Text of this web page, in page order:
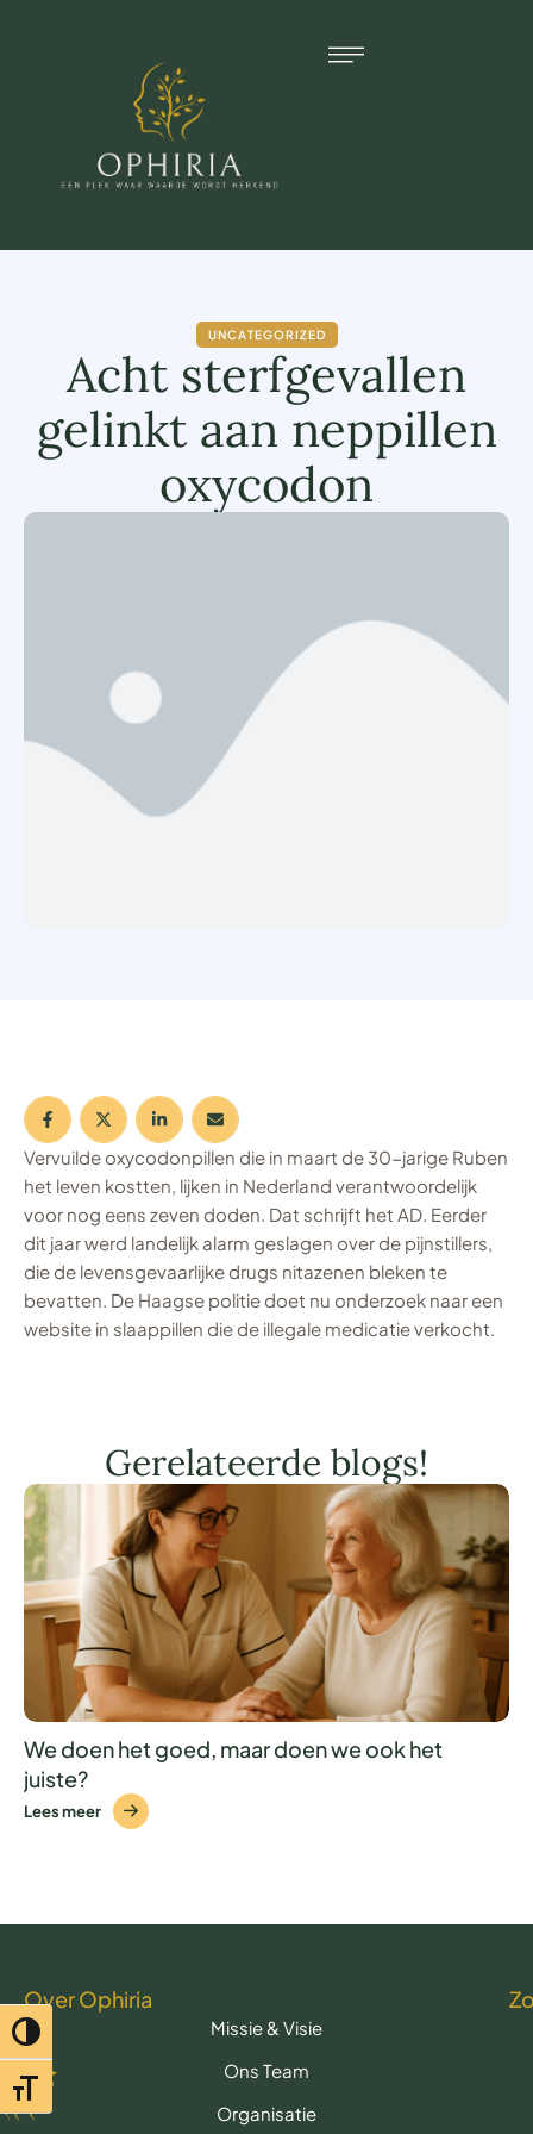
Toggle hoog contrast
Toggle lettertypegrootte
UNCATEGORIZED
Acht sterfgevallen
gelinkt aan neppillen
oxycodon
Vervuilde oxycodonpillen die in maart de 30-jarige Ruben
het leven kostten, lijken in Nederland verantwoordelijk
voor nog eens zeven doden. Dat schrijft het AD. Eerder
dit jaar werd landelijk alarm geslagen over de pijnstillers,
die de levensgevaarlijke drugs nitazenen bleken te
bevatten. De Haagse politie doet nu onderzoek naar een
website in slaappillen die de illegale medicatie verkocht.
Gerelateerde blogs!
We doen het goed, maar doen we ook het
juiste?
Lees meer
Over Ophiria
Missie & Visie
Ons Team
Organisatie